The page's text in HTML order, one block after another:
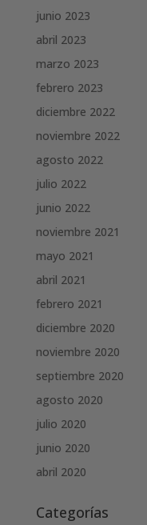
junio 2023
abril 2023
marzo 2023
febrero 2023
diciembre 2022
noviembre 2022
agosto 2022
julio 2022
junio 2022
noviembre 2021
mayo 2021
abril 2021
febrero 2021
diciembre 2020
noviembre 2020
septiembre 2020
agosto 2020
julio 2020
junio 2020
abril 2020
Categorías